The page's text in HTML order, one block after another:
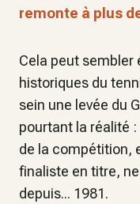
remonte à plus
Cela peut sembler
historiques du
sein une levée du
pourtant la réalité
de la compétition,
finaliste en titre,
depuis... 1981.